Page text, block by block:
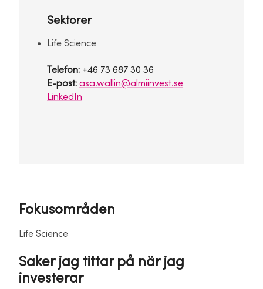
Sektorer
Life Science
Telefon: +46 73 687 30 36
E-post: asa.wallin@almiinvest.se
LinkedIn
Fokusområden
Life Science
Saker jag tittar på när jag
investerar